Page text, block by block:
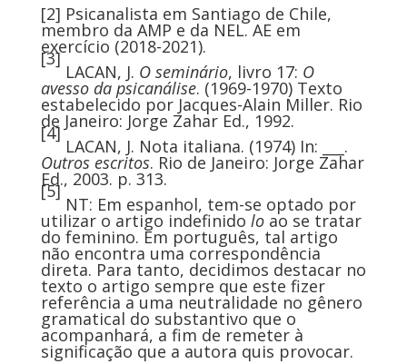
[2] Psicanalista em Santiago de Chile,
membro da AMP e da NEL. AE em
exercício (2018-2021).
[3]
LACAN, J. O seminário, livro 17: O
avesso da psicanálise. (1969-1970) Texto
estabelecido por Jacques-Alain Miller. Rio
de Janeiro: Jorge Zahar Ed., 1992.
[4]
LACAN, J. Nota italiana. (1974) In: ___.
Outros escritos. Rio de Janeiro: Jorge Zahar
Ed., 2003. p. 313.
[5]
NT: Em espanhol, tem-se optado por
utilizar o artigo indefinido loao se tratar
do feminino. Em português, tal artigo
não encontra uma correspondência
direta. Para tanto, decidimos destacar no
texto o artigo sempre que este fizer
referência a uma neutralidade no gênero
gramatical do substantivo que o
acompanhará, a fim de remeter à
significação que a autora quis provocar.